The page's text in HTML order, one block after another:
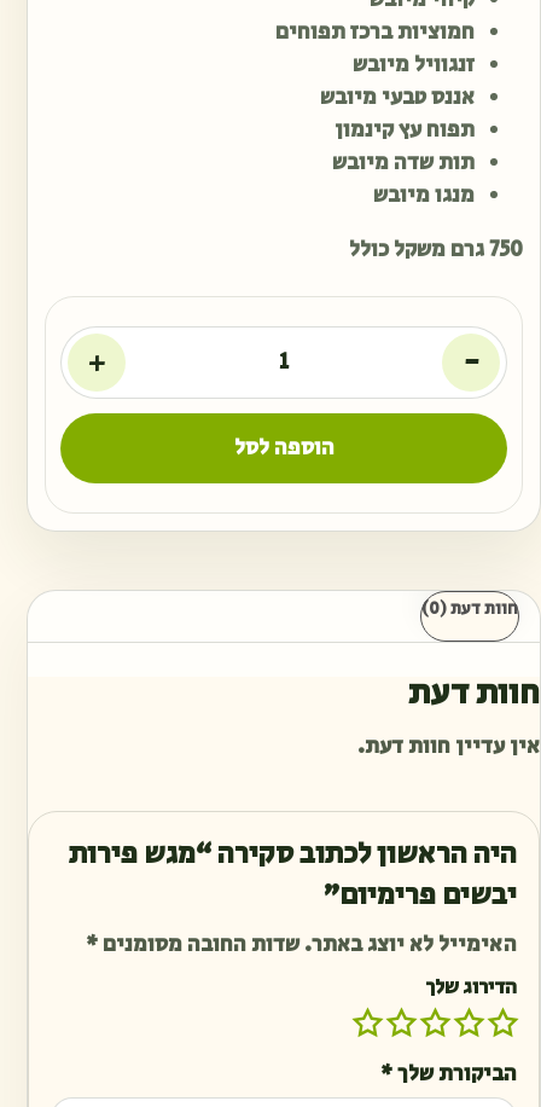
חמוציות ברכז תפוחים
זנגוויל מיובש
אננס טבעי מיובש
תפוח עץ קינמון
תות שדה מיובש
מנגו מיובש
750 גרם משקל כולל
-
+
הוספה לסל
חוות דעת (0)
חוות דעת
אין עדיין חוות דעת.
היה הראשון לכתוב סקירה “מגש פירות
יבשים פרימיום”
האימייל לא יוצג באתר.שדות החובה מסומנים*
הדירוג שלך
הביקורת שלך*